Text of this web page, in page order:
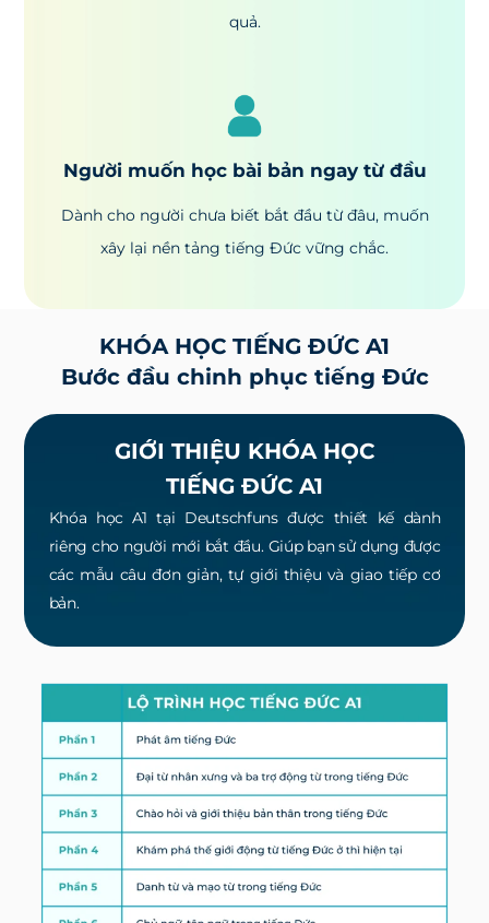
quả.
Người muốn học bài bản ngay từ đầu
Dành cho người chưa biết bắt đầu từ đâu, muốn
xây lại nền tảng tiếng Đức vững chắc.
KHÓA HỌC TIẾNG ĐỨC A1
Bước đầu chinh phục tiếng Đức
GIỚI THIỆU KHÓA HỌC
TIẾNG ĐỨC A1
Khóa học A1 tại Deutschfuns được thiết kế dành
riêng cho người mới bắt đầu. Giúp bạn sử dụng được
các mẫu câu đơn giản, tự giới thiệu và giao tiếp cơ
bản.